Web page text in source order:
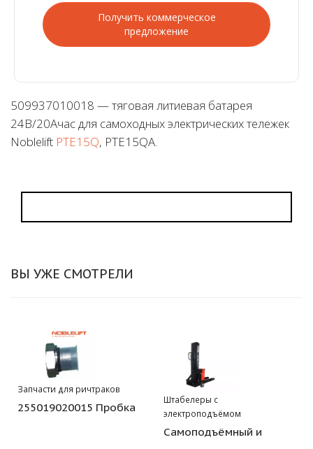
Получить коммерческое
предложение
509937010018 — тяговая литиевая батарея
24В/20Ачас для самоходных электрических тележек
Noblelift PTE15Q, PTE15QA.
ВЫ УЖЕ СМОТРЕЛИ
Запчасти для ричтраков
255019020015 Пробка
Штабелеры с
электроподъёмом
Самоподъёмный и